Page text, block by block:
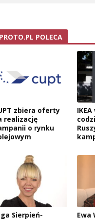
PROTO.PL POLECA
zbiera oferty
realizację
o rynku
Sierpień-
Ewa